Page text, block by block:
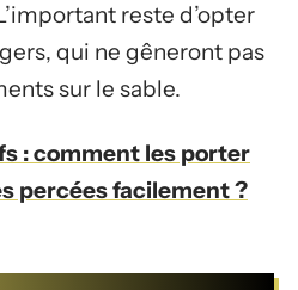
reste d’opter
qui ne gêneront pas
sur le sable.
: comment les porter
percées facilement ?